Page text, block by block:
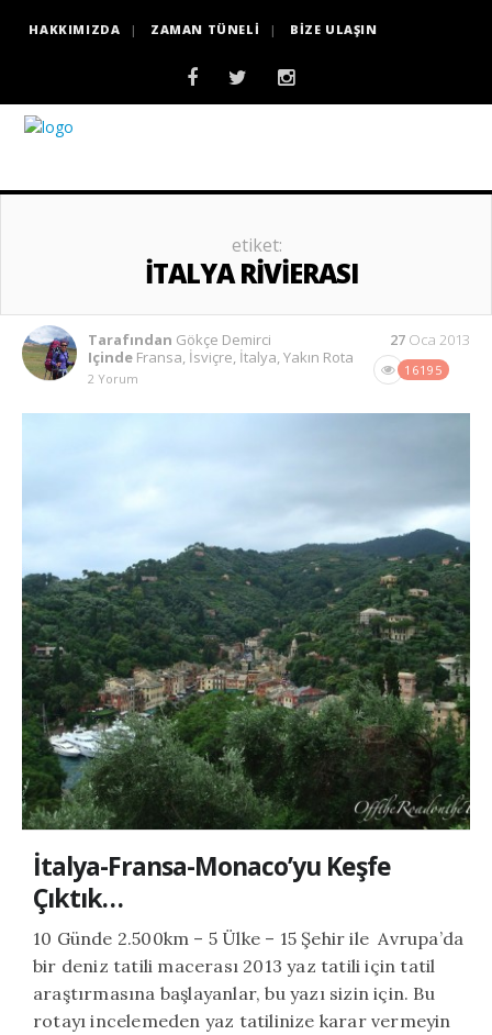
HAKKIMIZDA ZAMAN TÜNELI BIZE ULAŞIN
etiket:
İTALYA RIVIERASI
Tarafından Gökçe Demirci
Içinde Fransa, İsviçre, İtalya,Yakın Rota
2 Yorum
16195
27 Oca 2013
İtalya-Fransa-Monaco’yu Keşfe
Çıktık…
10 Günde 2.500km – 5 Ülke – 15 Şehir ile Avrupa’da
bir deniz tatili macerası 2013 yaz tatili için tatil
araştırmasına başlayanlar, bu yazı sizin için. Bu
rotayı incelemeden yaz tatilinize karar vermeyin